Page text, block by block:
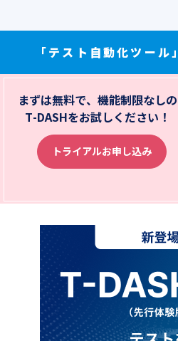
「テスト自動化ツー
まずは無料で、機能制限なしの
T-DASHをお試しください！
トライアルお申し込み